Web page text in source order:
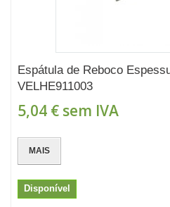
Espátula de Reboco
VELHE911003
5,04 € sem IVA
MAIS
Disponível